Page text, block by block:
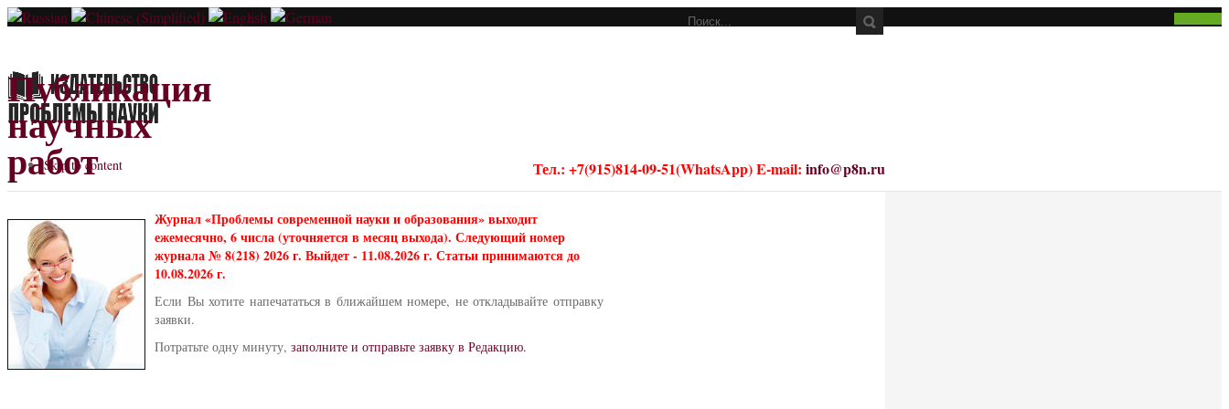
Публикация
научных
работ Тел.: +7(915)814-09-51(WhatsApp) E-mail: info@p8n.ru
Skip to content
Журнал «Проблемы современной науки и образования» выходит
ежемесячно, 6 числа (уточняется в месяц выхода). Следующий номер
журнала № 8(218) 2026 г. Выйдет - 11.08.2026 г. Статьи принимаются до
10.08.2026 г.
Если Вы хотите напечататься в ближайшем номере, не откладывайте отправку
заявки.
Потратьте одну минуту, заполните и отправьте заявку в Редакцию.